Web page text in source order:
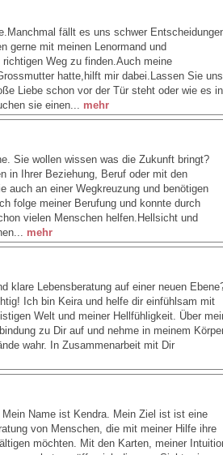
fällt es uns schwer
gerne mit meinen Lenormand und
Weg zu finden.Auch meine
hatte,hilft mir dabei.Lassen Sie uns
Liebe schon vor der Tür steht oder wie es in
sie einen... mehr
Sie wollen wissen was die Zukunft bringt?
in Ihrer Beziehung, Beruf oder mit den
auch an einer Wegkreuzung und benötigen
folge meiner Berufung und konnte durch
vielen Menschen helfen.Hellsicht und
mehr
klare Lebensberatung auf einer neuen
Ich bin Keira und helfe dir einfühlsam mit
Welt und meiner Hellfühligkeit. Über
zu Dir auf und nehme in meinem
wahr. In Zusammenarbeit mit Dir
Name ist Kendra. Mein Ziel ist ist eine
von Menschen, die mit meiner Hilfe ihre
möchten. Mit den Karten, meiner